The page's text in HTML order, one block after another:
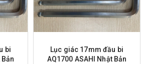
bi
Lục giác 17mm đầu bi
AQ1700 ASAHI Nhật Bản